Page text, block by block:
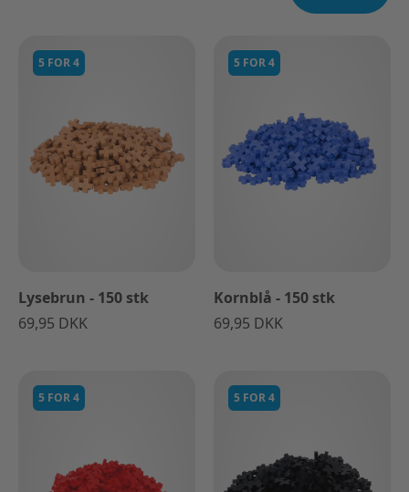
5 FOR 4
Lysebrun - 150 stk
69,95 DKK
5 FOR 4
Kornblå - 150 stk
69,95 DKK
5 FOR 4 5 FOR 4